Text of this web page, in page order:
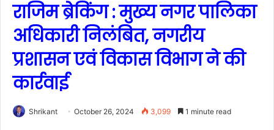
राजिम ब्रेकिंग : मुख्य नगर पालिका
अधिकारी निलंबित, नगरीय
प्रशासन एवं विकास विभाग ने की
कार्रवाई
Shrikant October 26, 2024 3,099 1 minute read